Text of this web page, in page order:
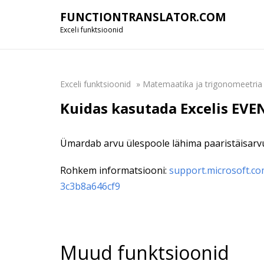
FUNCTIONTRANSLATOR.COM
Exceli funktsioonid
Exceli funktsioonid » Matemaatika ja trigonomeetria
Kuidas kasutada Excelis
Ümardab arvu ülespoole lähima
Rohkem informatsiooni:
3c3b8a646cf9
Muud funktsioonid